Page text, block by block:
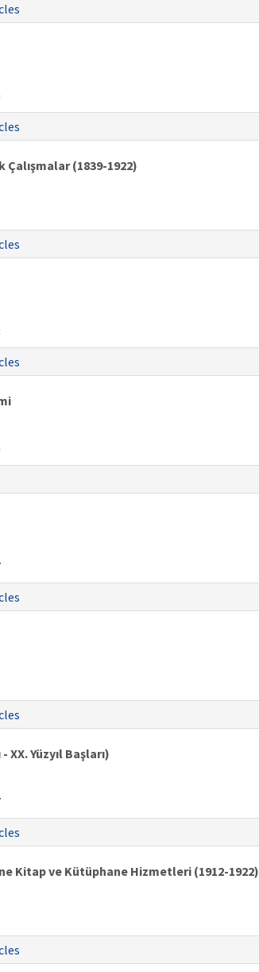
(1839-1922)
Yüzyıl Başları)
Kitap ve Kütüphane Hizmetleri (1912-1922)